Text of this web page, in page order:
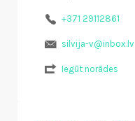
+371 29112861
silvija-v@inbox.lv
Iegūt norādes